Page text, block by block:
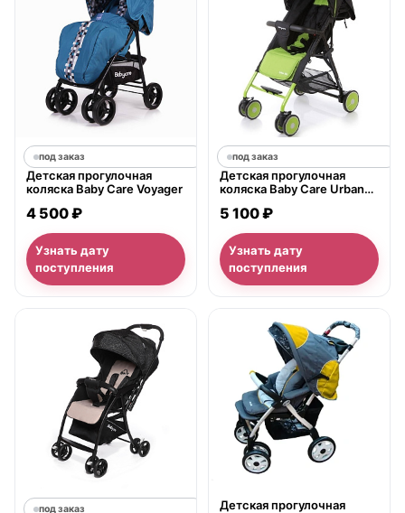
под заказ
Детская прогулочная
коляска Baby Care Voyager
4 500 ₽
Узнать дату
поступления
под заказ
Детская прогулочная
коляска Baby Care Urban
5 100 ₽
Узнать дату
поступления
под заказ
нет в продаже
Детская прогулочная